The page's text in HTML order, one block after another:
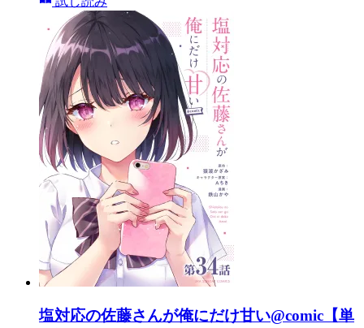
塩対応の佐藤さんが俺にだけ甘い@comic【単